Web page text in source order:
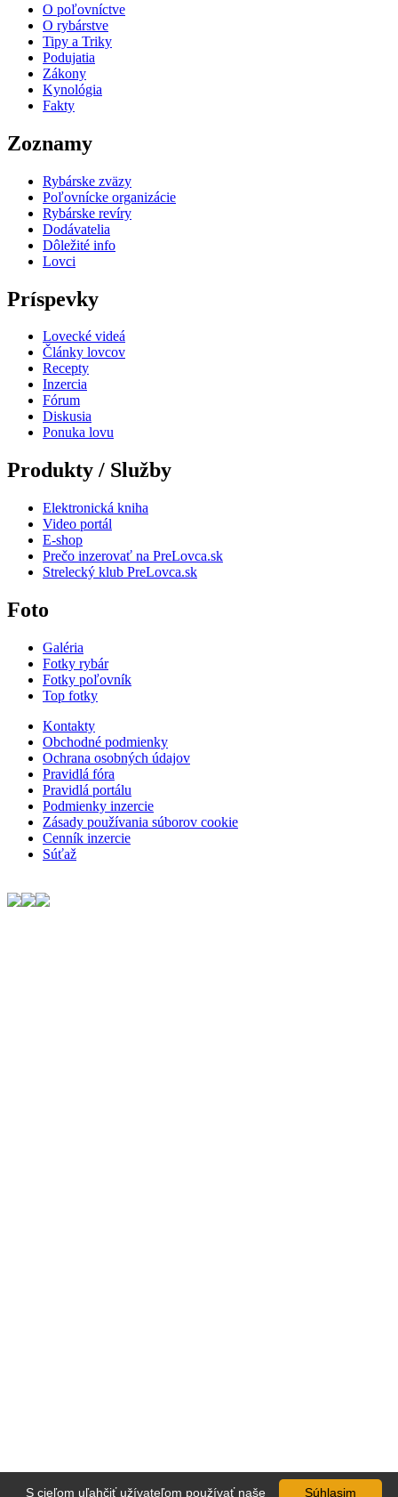
O poľovníctve
O rybárstve
Tipy a Triky
Podujatia
Zákony
Kynológia
Fakty
Zoznamy
Rybárske zväzy
Poľovnícke organizácie
Rybárske revíry
Dodávatelia
Dôležité info
Lovci
Príspevky
Lovecké videá
Články lovcov
Recepty
Inzercia
Fórum
Diskusia
Ponuka lovu
Produkty / Služby
Elektronická kniha
Video portál
E-shop
Prečo inzerovať na PreLovca.sk
Strelecký klub PreLovca.sk
Foto
Galéria
Fotky rybár
Fotky poľovník
Top fotky
Kontakty
Obchodné podmienky
Ochrana osobných údajov
Pravidlá fóra
Pravidlá portálu
Podmienky inzercie
Zásady používania súborov cookie
Cenník inzercie
Súťaž
Súhlasim
S cieľom uľahčiť užívateľom používať naše